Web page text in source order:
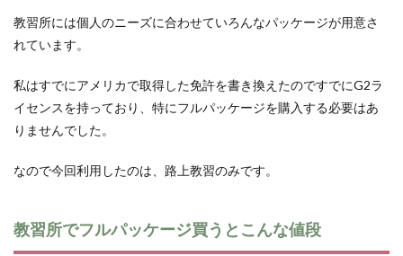
教習所には個人のニーズに合わせていろんなパッケージが用意さ
れています。
私はすでにアメリカで取得した免許を書き換えたのですでにG2ラ
イセンスを持っており、特にフルパッケージを購入する必要はあ
りませんでした。
なので今回利用したのは、路上教習のみです。
教習所でフルパッケージ買うとこんな値段